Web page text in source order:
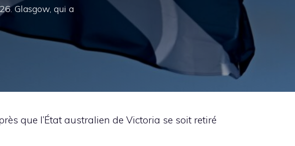
Glasgow, qui a
que l’État australien de Victoria se soit retiré